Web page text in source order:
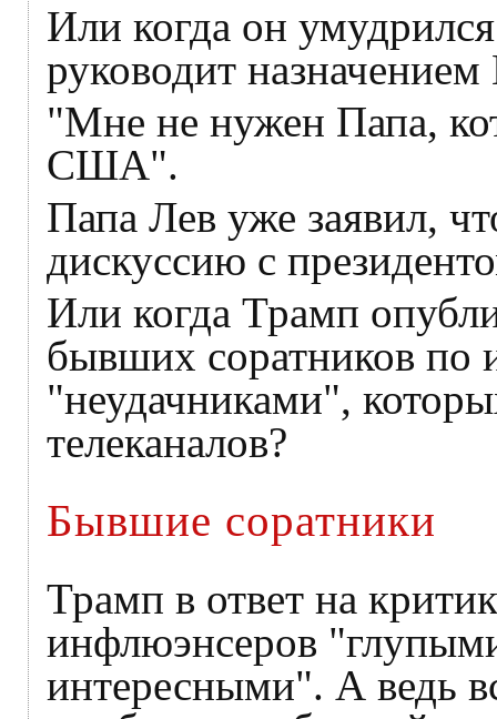
Или когда он
руководит
"Мне не нужен Папа,
США".
Папа Лев уже заявил,
дискуссию с
Или когда Трамп
бывших соратников по
"неудачниками",
телеканалов?
Бывшие соратники
Трамп в ответ на
инфлюэнсеров
интересными". А ведь